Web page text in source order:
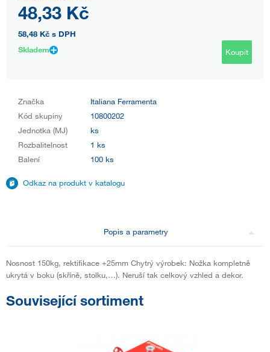
48,33 Kč
58,48 Kč s DPH
Skladem
Koupit
Značka
Italiana Ferramenta
Kód skupiny
10800202
Jednotka (MJ)
ks
Rozbalitelnost
1 ks
Balení
100 ks
Odkaz na produkt v katalogu
Popis a parametry
Nosnost 150kg, rektifikace +25mm Chytrý výrobek: Nožka kompletně
ukrytá v boku (skříně, stolku,…). Neruší tak celkový vzhled a dekor.
Související sortiment